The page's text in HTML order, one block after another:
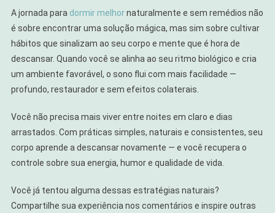
A jornada para dormir melhornaturalmente e sem remédios não
é sobre encontrar uma solução mágica, mas sim sobre cultivar
hábitos que sinalizam ao seu corpo e mente que é hora de
descansar. Quando você se alinha ao seu ritmo biológico e cria
um ambiente favorável, o sono flui com mais facilidade —
profundo, restaurador e sem efeitos colaterais.
Você não precisa mais viver entre noites em claro e dias
arrastados. Com práticas simples, naturais e consistentes, seu
corpo aprende a descansar novamente — e você recupera o
controle sobre sua energia, humor e qualidade de vida.
Você já tentou alguma dessas estratégias naturais?
Compartilhe sua experiência nos comentários e inspire outras